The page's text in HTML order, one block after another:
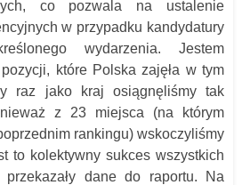
co pozwala na ustalenie
w przypadku kandydatury
wydarzenia. Jestem
które Polska zajęła w tym
raz jako kraj osiągnęliśmy tak
z 23 miejsca (na którym
rankingu) wskoczyliśmy
to kolektywny sukces wszystkich
dane do raportu. Na